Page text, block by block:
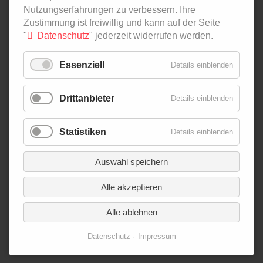
NAVIGATION
ÜBERSPRINGEN
PODCAST
IN ZAHLEN
INNOVATION LAB
SPECIAL EDITIONS
NAVIGATION
ÜBERSPRINGEN
ÜBER UNS
AUTOR*INNEN
NEWSLETTER
KONTAKT
IMPRESSUM
Nutzungserfahrungen zu verbessern. Ihre
Zustimmung ist freiwillig und kann auf der Seite
"
Datenschutz" jederzeit widerrufen werden.
Essenziell Details einblenden
Drittanbieter Details einblenden
Statistiken Details einblenden
Auswahl speichern
Alle akzeptieren
Alle ablehnen
Datenschutz Impressum